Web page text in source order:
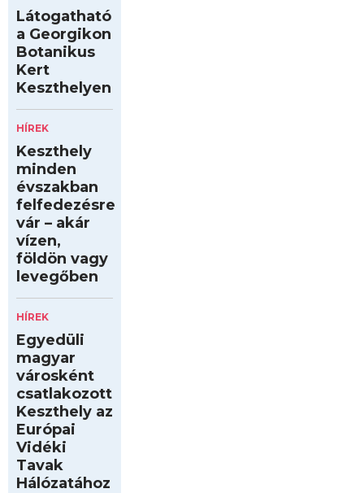
Látogatható
a Georgikon
Botanikus
Kert
Keszthelyen
HÍREK
Keszthely
minden
évszakban
felfedezésre
vár – akár
vízen,
földön vagy
levegőben
HÍREK
Egyedüli
magyar
városként
csatlakozott
Keszthely az
Európai
Vidéki
Tavak
Hálózatához